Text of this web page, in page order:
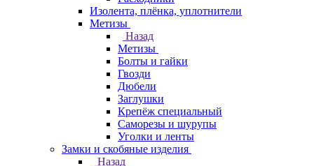
Изолента, плёнка, уплотнители
Метизы
Назад
Метизы
Болты и гайки
Гвозди
Дюбели
Заглушки
Крепёж специальный
Саморезы и шурупы
Уголки и ленты
Замки и скобяные изделия
Назад